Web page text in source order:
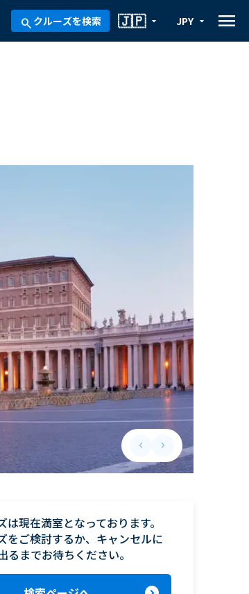
search クルーズを検索 arrow_drop_down
🇯🇵 arrow_drop_down
JPY menu
keyboard_arrow_leftPrevious slide
keyboard_arrow_rightNext slide
は現在満室となっております。
をご検討するか、キャンセルに
るまでお待ちください。